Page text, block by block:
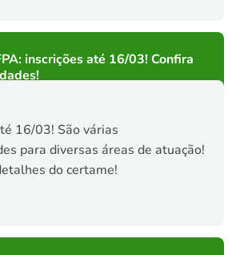
inscrições até 16/03! Confira
16/03! São várias
para diversas áreas de atuação!
do certame!